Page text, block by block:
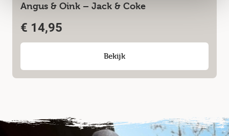
Angus & Oink – Jack & Coke
€ 14,95
Bekijk